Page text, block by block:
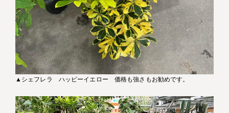
▲シェフレラ ハッピーイエロー 価格も強さもお勧めです。